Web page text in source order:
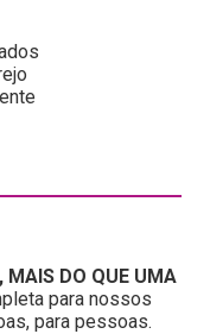
MAIS DO QUE UMA
para nossos
para pessoas.